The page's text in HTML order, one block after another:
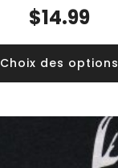
$14.99
Choix des options